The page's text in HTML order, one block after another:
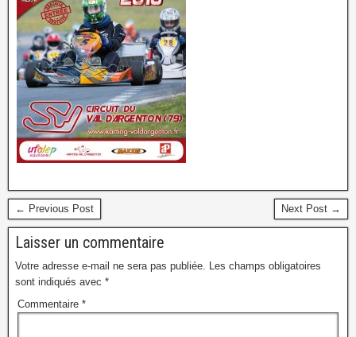
← Previous Post Next Post →
Laisser un commentaire
Votre adresse e-mail ne sera pas publiée.
Les champs obligatoires
sont indiqués avec *
Commentaire *